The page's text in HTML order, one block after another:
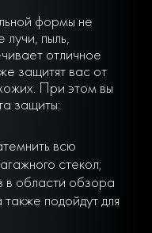
формы не
лучи, пыль,
отличное
защитят вас от
При этом вы
защиты:
всю
стекол;
в области обзора
подойдут для